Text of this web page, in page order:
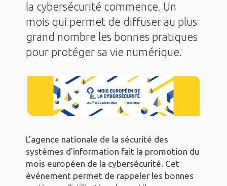
la cybersécurité commence. Un
mois qui permet de diffuser au plus
grand nombre les bonnes pratiques
pour protéger sa vie numérique.
L'agence nationale de la sécurité des
systèmes d'information fait la promotion du
mois européen de la cybersécurité. Cet
événement permet de rappeler les bonnes